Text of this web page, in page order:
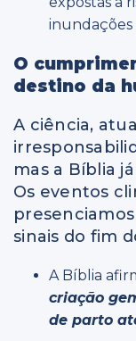
inundações
O
destino da
A ciência,
mas a Bíblia
Os eventos
sinais do fim
A Bíblia
criação
de parto